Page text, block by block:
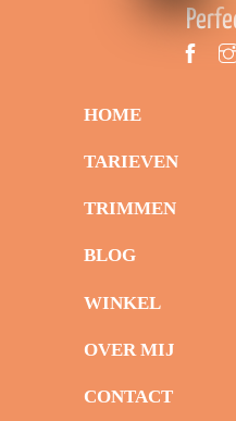
HOME
TARIEVEN
TRIMMEN
BLOG
WINKEL
OVER MIJ
CONTACT